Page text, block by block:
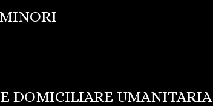
DOMICILIARE UMANITARIA